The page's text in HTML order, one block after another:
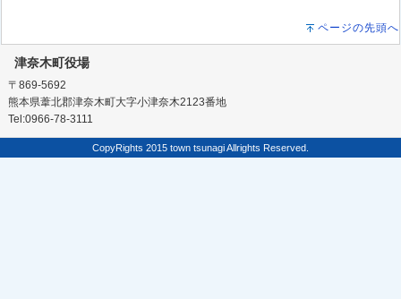
ページの先頭へ
津奈木町役場
〒869-5692
熊本県葦北郡津奈木町大字小津奈木2123番地
Tel:0966-78-3111
CopyRights 2015 town tsunagi Allrights Reserved.